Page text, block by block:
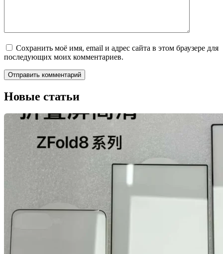
Сохранить моё имя, email и адрес сайта в этом браузере для
последующих моих комментариев.
Новые статьи